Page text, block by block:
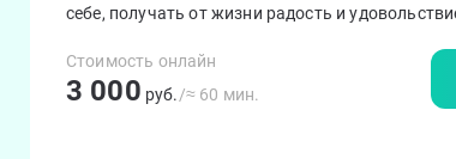
себе, получать от жизни радость и
Стоимость онлайн
3 000 руб./≈ 60 мин.